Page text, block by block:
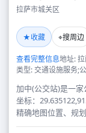
拉萨市城关区
★收藏 ⌖搜周边
查看完整信息地址:
类型: 交通设施服务;
加中(公交站)是一
坐标：
精确地图位置、规